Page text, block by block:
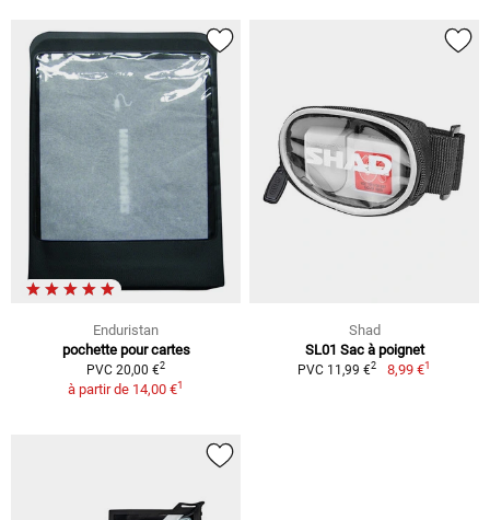
Enduristan
pochette pour cartes
PVC 20,00 €2
à partir de 14,00 €1
Shad
SL01 Sac à poignet
PVC 11,99 €2 8,99 €1